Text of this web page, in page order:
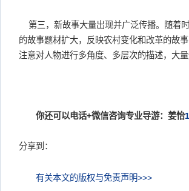
第三，新故事大量出现并广泛传播。随着时
的故事题材扩大，反映农村变化和改革的故
注意对人物进行多角度、多层次的描述，大
你还可以电话+微信咨询专业导游：姜怡
分享到：
有关本文的版权与免责声明>>>